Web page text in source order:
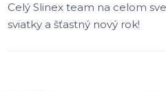
Celý Slinex team na celom
sviatky a šťastný nový rok!